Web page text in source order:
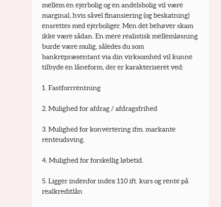
mellem en ejerbolig og en andelsbolig vil være
marginal, hvis såvel finansiering (og beskatning)
ensrettes med ejerboliger. Men det behøver skam
ikke være sådan. En mere realistisk mellemløsning
burde være mulig, således du som
bankrepræsentant via din virksomhed vil kunne
tilbyde en låneform, der er karakteriseret ved:
1. Fastforrrentning
2. Mulighed for afdrag / afdragsfrihed
3. Mulighed for konvertering ifm. markante
renteudsving.
4. Mulighed for forskellig løbetid.
5. Ligger indenfor index 110 ift. kurs og rente på
realkreditlån